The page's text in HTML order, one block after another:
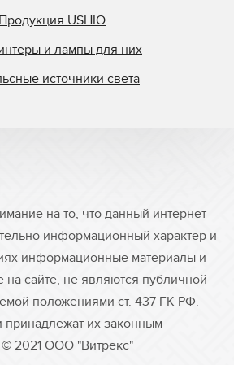
Продукция USHIO
и лампы для них
источники света
на то, что данный интернет-
информационный характер и
информационные материалы и
сайте, не являются публичной
положениями ст. 437 ГК РФ.
принадлежат их законным
2021 ООО "Витрекс"